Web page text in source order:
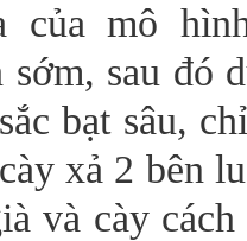
của mô
sau đó
bạt sâu,
xả 2 bên
và cày cách